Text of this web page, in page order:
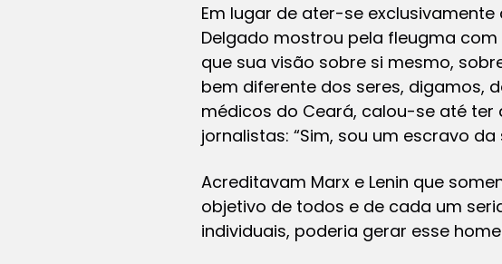
Em lugar de ater-se
Delgado mostrou pela fleugma
que sua visão sobre si mesmo,
bem diferente dos seres, digamos,
médicos do Ceará, calou-se até
jornalistas: “Sim, sou um escravo da
Acreditavam Marx e Lenin que
objetivo de todos e de cada um
individuais, poderia gerar esse